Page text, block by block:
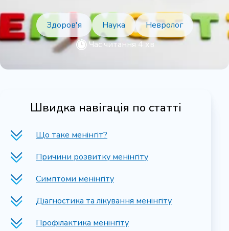
Здоров'я Наука
Невролог
Час читання 4 хв
Швидка навігація по статті
Що таке менінгіт?
Причини розвитку менінгіту
Симптоми менінгіту
Діагностика та лікування менінгіту
Профілактика менінгіту